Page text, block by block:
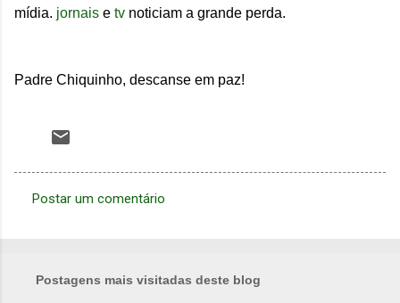
mídia. jornais e tv noticiam a grande perda.
Padre Chiquinho, descanse em paz!
Postar um comentário
Postagens mais visitadas deste blog